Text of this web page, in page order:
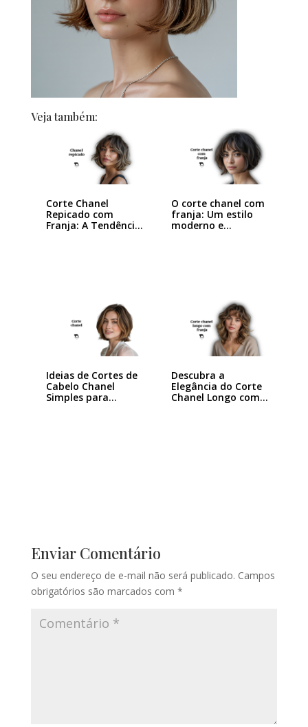
Veja também:
Corte Chanel
Repicado com
Franja: A Tendência
O corte chanel com
franja: Um estilo
moderno e…
Ideias de Cortes de
Cabelo Chanel
Simples para…
Descubra a
Elegância do Corte
Chanel Longo com…
Enviar Comentário
O seu endereço de e-mail não será publicado. Campos
obrigatórios são marcados com *